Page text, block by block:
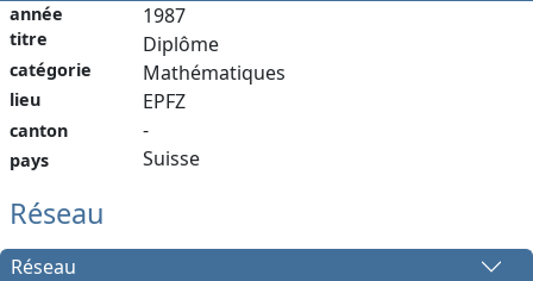
année
titre
catégorie
lieu
canton
pays
1987
Diplôme
Mathématiques
EPFZ
-
Suisse
Réseau
Réseau